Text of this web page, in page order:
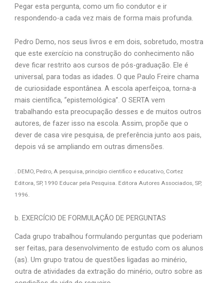
Pegar esta pergunta, como um fio condutor e ir
respondendo-a cada vez mais de forma mais profunda.
Pedro Demo, nos seus livros e em dois, sobretudo, mostra
que este exercício na construção do conhecimento não
deve ficar restrito aos cursos de pós-graduação. Ele é
universal, para todas as idades. O que Paulo Freire chama
de curiosidade espontânea. A escola aperfeiçoa, torna-a
mais científica, “epistemológica”. O SERTA vem
trabalhando esta preocupação desses e de muitos outros
autores, de fazer isso na escola. Assim, propõe que o
dever de casa vire pesquisa, de preferência junto aos pais,
depois vá se ampliando em outras dimensões.
. DEMO, Pedro, A pesquisa, princípio científico e educativo, Cortez
Editora, SP, 1990 Educar pela Pesquisa. Editora Autores Associados, SP,
1996.
b. EXERCÍCIO DE FORMULAÇÃO DE PERGUNTAS
Cada grupo trabalhou formulando perguntas que poderiam
ser feitas, para desenvolvimento de estudo com os alunos
(as). Um grupo tratou de questões ligadas ao minério,
outra de atividades da extração do minério, outro sobre as